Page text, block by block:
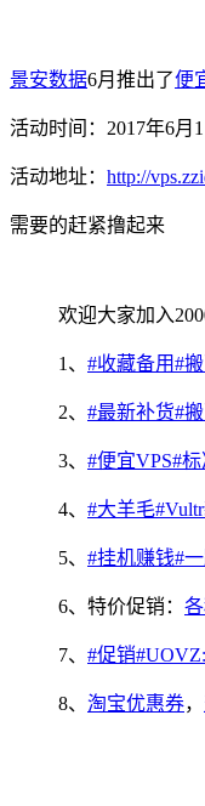
景安数据6月推出了便
活动时间：2017年6月
活动地址： http://
需要的赶紧撸起来
欢迎大家加入
1、 #收藏备用#
2、 #最新补货#
3、 #便宜VPS#
4、 #大羊毛
5、 #挂机赚钱#
6、特价促销：
7、 #促销
8、 淘宝优惠券，